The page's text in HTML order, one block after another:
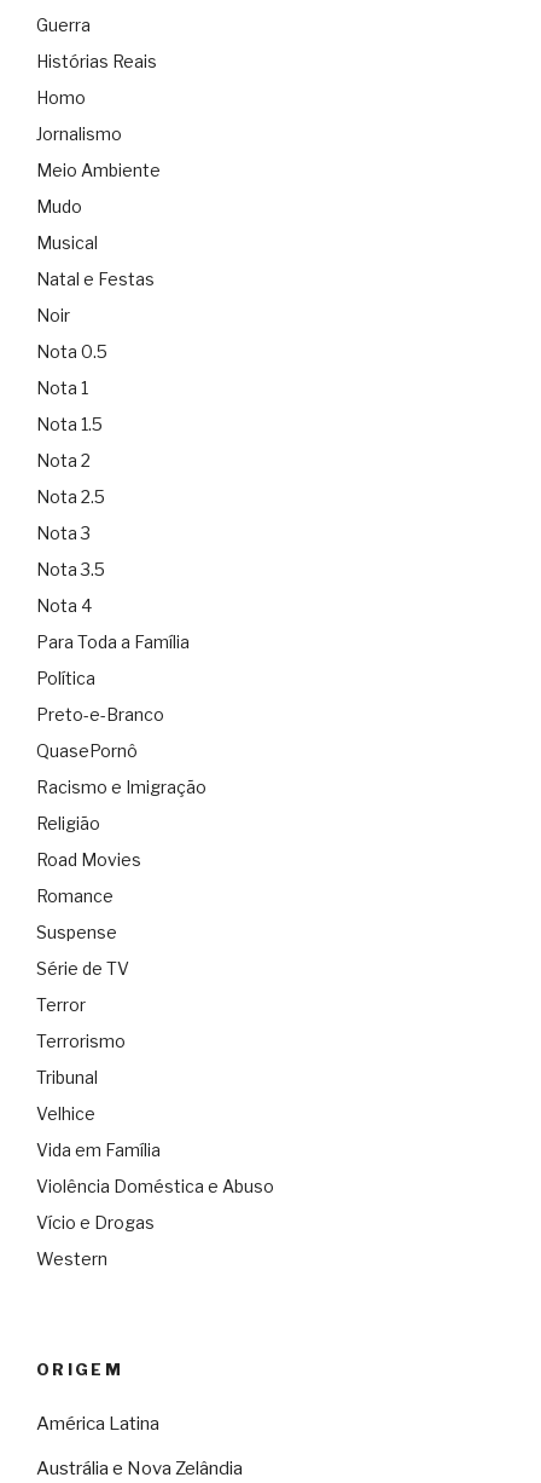
Guerra
Histórias Reais
Homo
Jornalismo
Meio Ambiente
Mudo
Musical
Natal e Festas
Noir
Nota 0.5
Nota 1
Nota 1.5
Nota 2
Nota 2.5
Nota 3
Nota 3.5
Nota 4
Para Toda a Família
Política
Preto-e-Branco
QuasePornô
Racismo e Imigração
Religião
Road Movies
Romance
Suspense
Série de TV
Terror
Terrorismo
Tribunal
Velhice
Vida em Família
Violência Doméstica e Abuso
Vício e Drogas
Western
ORIGEM
América Latina
Austrália e Nova Zelândia